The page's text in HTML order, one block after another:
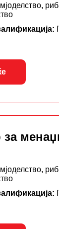
за